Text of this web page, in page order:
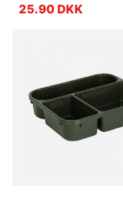
25.90 DKK